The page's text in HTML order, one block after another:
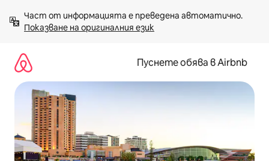
към
съдържанието
Показване на оригиналния език
Пуснете обява в Airbnb